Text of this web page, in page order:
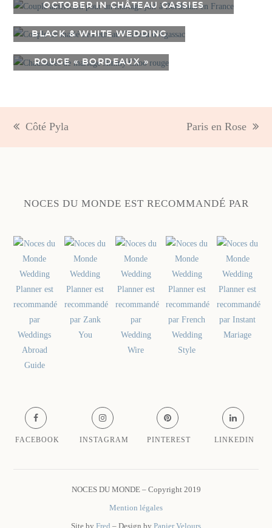
OCTOBER IN CHÂTEAU GASSIES
BLACK & WHITE WEDDING
ROUGE « BORDEAUX »
previous
Côté Pyla
next
Paris en Rose
NOCES DU MONDE EST RECOMMANDÉ PAR
FACEBOOK INSTAGRAM PINTEREST LINKEDIN
NOCES DU MONDE – Copyright 2019
Mention légales
Site by Fred – Design by Papier Velours